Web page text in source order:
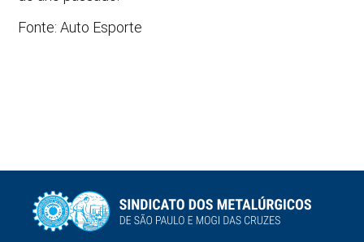
Fonte: Auto Esporte